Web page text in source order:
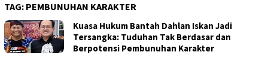
TAG: PEMBUNUHAN KARAKTER
Kuasa Hukum Bantah Dahlan Iskan Jadi
Tersangka: Tuduhan Tak Berdasar dan
Berpotensi Pembunuhan Karakter